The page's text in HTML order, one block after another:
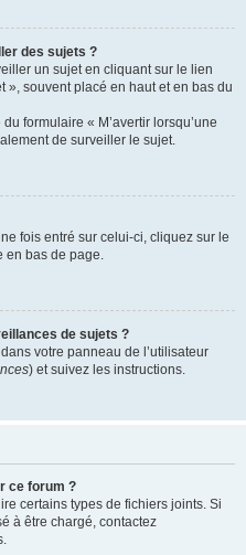
des sujets ?
un sujet en cliquant sur le lien
», souvent placé en haut et en bas du
formulaire « M’avertir lorsqu’une
de surveiller le sujet.
fois entré sur celui-ci, cliquez sur le
en bas de page.
de sujets ?
votre panneau de l’utilisateur
) et suivez les instructions.
ce forum ?
certains types de fichiers joints. Si
à être chargé, contactez